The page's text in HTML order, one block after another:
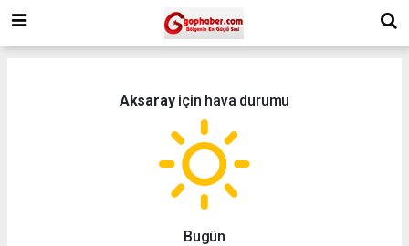
Aksarayiçin hava durumu
Bugün